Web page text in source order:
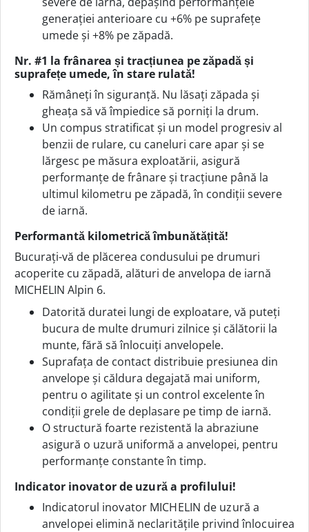
generației anterioare cu +6% pe suprafețe
umede și +8% pe zăpadă.
Nr. #1 la frânarea și tracțiunea pe zăpadă și
suprafețe umede, în stare rulată!
Rămâneți în siguranță. Nu lăsați zăpada și
gheața să vă împiedice să porniți la drum.
Un compus stratificat și un model progresiv al
benzii de rulare, cu caneluri care apar și se
lărgesc pe măsura exploatării, asigură
performanțe de frânare și tracțiune până la
ultimul kilometru pe zăpadă, în condiții severe
de iarnă.
Performantă kilometrică îmbunătățită!
Bucurați-vă de plăcerea condusului pe drumuri
acoperite cu zăpadă, alături de anvelopa de iarnă
MICHELIN Alpin 6.
Datorită duratei lungi de exploatare, vă puteți
bucura de multe drumuri zilnice și călătorii la
munte, fără să înlocuiți anvelopele.
Suprafața de contact distribuie presiunea din
anvelope și căldura degajată mai uniform,
pentru o agilitate și un control excelente în
condiții grele de deplasare pe timp de iarnă.
O structură foarte rezistentă la abraziune
asigură o uzură uniformă a anvelopei, pentru
performanțe constante în timp.
Indicator inovator de uzură a profilului!
Indicatorul inovator MICHELIN de uzură a
anvelopei elimină neclaritățile privind înlocuirea